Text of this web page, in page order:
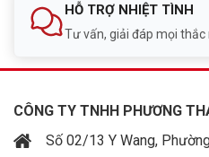
HỖ TRỢ NHIỆT TÌNH
Tư vấn, giải đáp mọi thắc
CÔNG TY TNHH PHƯƠNG
Số 02/13 Y Wang,